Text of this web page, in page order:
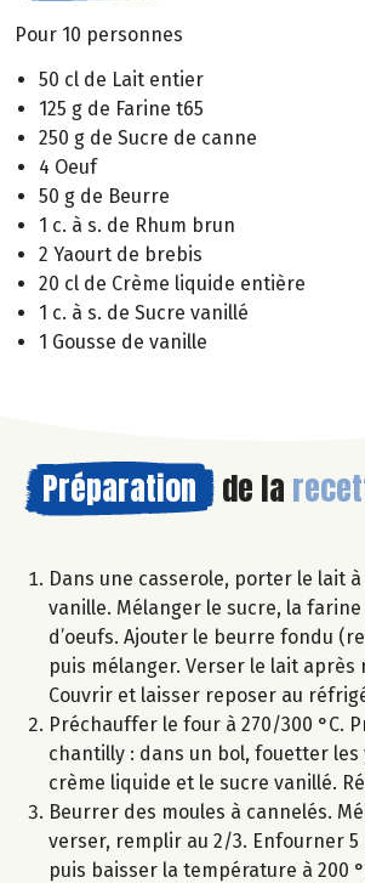
Pour 10 personnes
50 cl de Lait entier
125 g de Farine t65
250 g de Sucre de canne
4 Oeuf
50 g de Beurre
1 c. à s. de Rhum brun
2 Yaourt de brebis
20 cl de Crème liquide entière
1 c. à s. de Sucre vanillé
1 Gousse de vanille
Préparation de la
Dans une casserole, porter le lait
vanille. Mélanger le sucre, la
d’oeufs. Ajouter le beurre fondu
puis mélanger. Verser le lait
Couvrir et laisser reposer au
Préchauffer le four à 270/300 °C.
chantilly : dans un bol, fouetter les
crème liquide et le sucre vanillé.
Beurrer des moules à cannelés.
verser, remplir au 2/3. Enfourner 5
puis baisser la température à 200